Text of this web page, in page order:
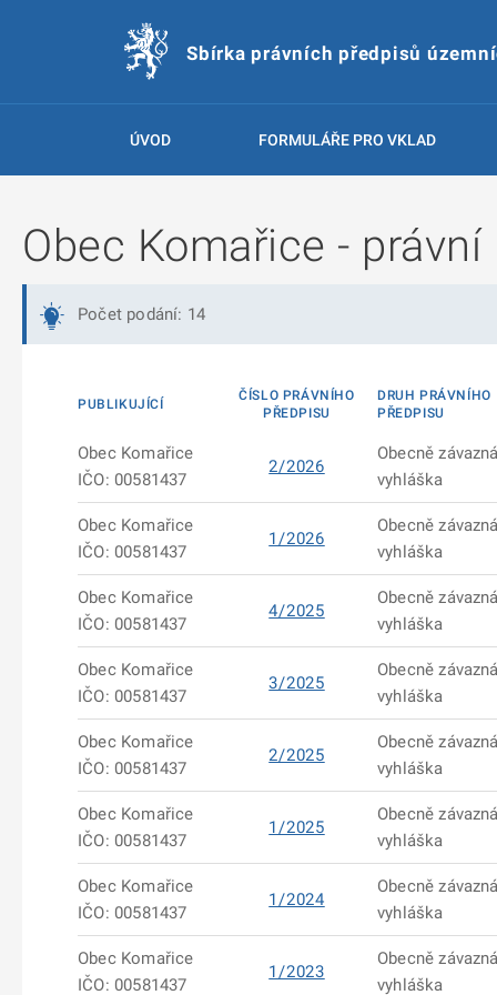
Sbírka právních předpisů
ÚVOD FORMULÁŘE PRO VKLAD
Obec Komařice -
Počet podání: 14
PUBLIKUJÍCÍ
ČÍSLO PRÁVNÍHO
PŘEDPISU
DRUH PRÁVNÍHO
PŘEDPISU
Obec Komařice
IČO: 00581437
2/2026
Obecně
vyhláška
Obec Komařice
IČO: 00581437
1/2026
Obecně
vyhláška
Obec Komařice
IČO: 00581437
4/2025
Obecně
vyhláška
Obec Komařice
IČO: 00581437
3/2025
Obecně
vyhláška
Obec Komařice
IČO: 00581437
2/2025
Obecně
vyhláška
Obec Komařice
IČO: 00581437
1/2025
Obecně
vyhláška
Obec Komařice
IČO: 00581437
1/2024
Obecně
vyhláška
Obec Komařice
IČO: 00581437
1/2023
Obecně
vyhláška